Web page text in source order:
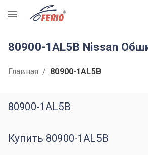
R
80900-1AL5B Nissan
Главная / 80900-1AL5B
80900-1AL5B
Купить 80900-1AL5B